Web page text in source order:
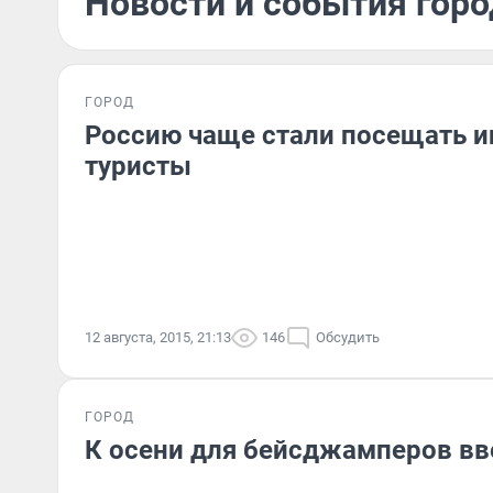
ГОРОД
Россию чаще стали посещать
туристы
12 августа, 2015, 21:13 146 Обсудить
ГОРОД
К осени для бейсджамперов